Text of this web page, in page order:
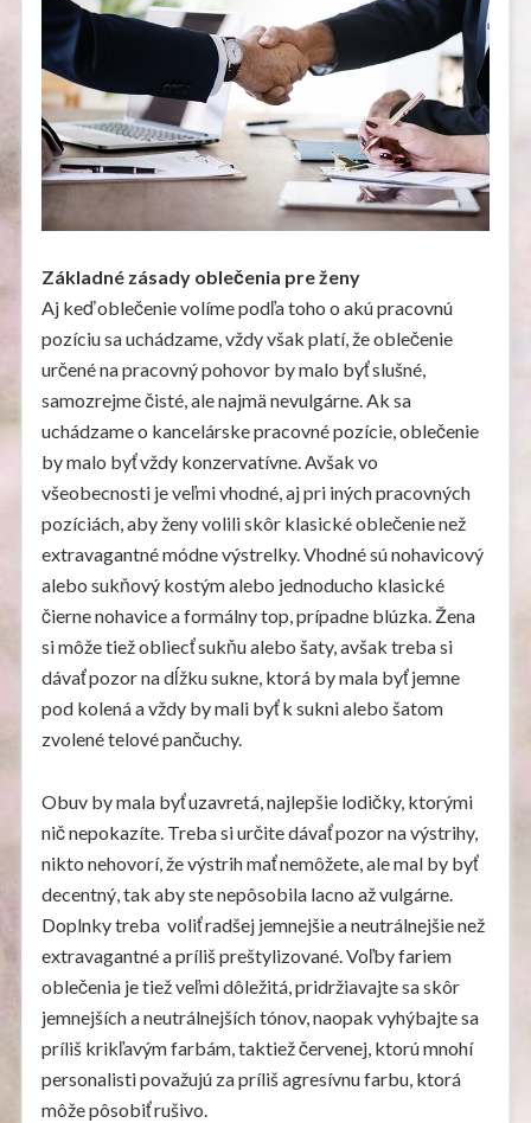
Základné zásady oblečenia pre ženy
Aj keď oblečenie volíme podľa toho o akú pracovnú
pozíciu sa uchádzame, vždy však platí, že oblečenie
určené na pracovný pohovor by malo byť slušné,
samozrejme čisté, ale najmä nevulgárne. Ak sa
uchádzame o kancelárske pracovné pozície, oblečenie
by malo byť vždy konzervatívne. Avšak vo
všeobecnosti je veľmi vhodné, aj pri iných pracovných
pozíciách, aby ženy volili skôr klasické oblečenie než
extravagantné módne výstrelky. Vhodné sú nohavicový
alebo sukňový kostým alebo jednoducho klasické
čierne nohavice a formálny top, prípadne blúzka. Žena
si môže tiež obliecť sukňu alebo šaty, avšak treba si
dávať pozor na dĺžku sukne, ktorá by mala byť jemne
pod kolená a vždy by mali byť k sukni alebo šatom
zvolené telové pančuchy.
Obuv by mala byť uzavretá, najlepšie lodičky, ktorými
nič nepokazíte. Treba si určite dávať pozor na výstrihy,
nikto nehovorí, že výstrih mať nemôžete, ale mal by byť
decentný, tak aby ste nepôsobila lacno až vulgárne.
Doplnky treba voliť radšej jemnejšie a neutrálnejšie než
extravagantné a príliš preštylizované. Voľby fariem
oblečenia je tiež veľmi dôležitá, pridržiavajte sa skôr
jemnejších a neutrálnejších tónov, naopak vyhýbajte sa
príliš krikľavým farbám, taktiež červenej, ktorú mnohí
personalisti považujú za príliš agresívnu farbu, ktorá
môže pôsobiť rušivo.